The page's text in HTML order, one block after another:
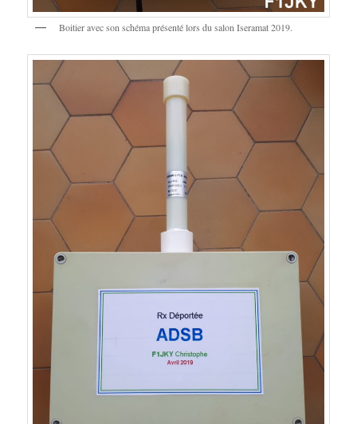
Boitier avec son schéma présenté lors du salon Iseramat 2019.